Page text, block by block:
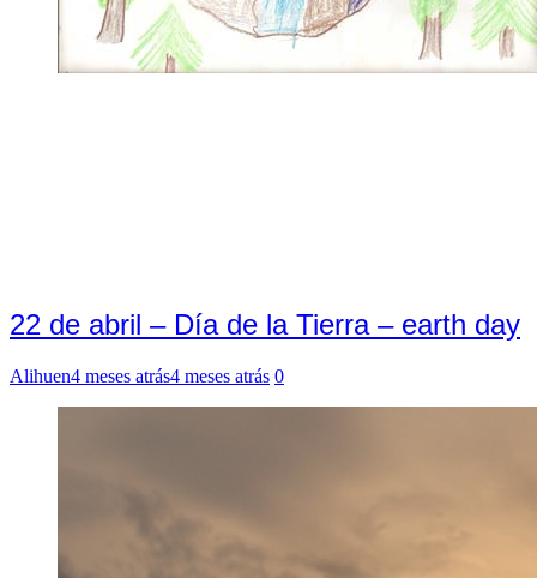
22 de abril – Día de la Tierra – earth day
Alihuen4 meses atrás4 meses atrás 0